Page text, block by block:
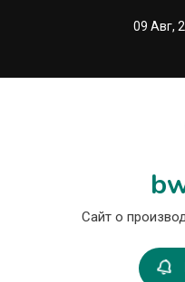
09 Авг,
Сайт о